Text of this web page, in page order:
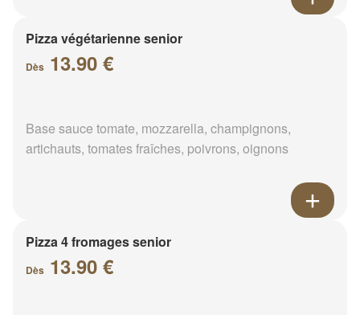
Pizza végétarienne senior
Dès 13.90 €
Base sauce tomate, mozzarella, champignons,
artichauts, tomates fraîches, poivrons, oignons
Pizza 4 fromages senior
Dès 13.90 €